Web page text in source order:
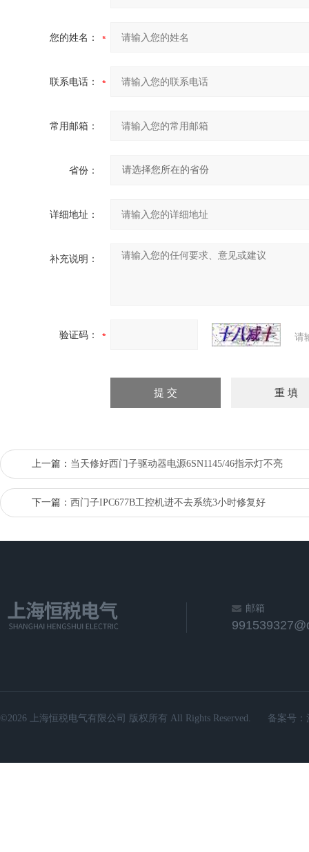
您的姓名：
联系电话：
常用邮箱：
省份：
详细地址：
补充说明：
验证码： 请
上一篇： 当天修好西门子驱动器电源6SN1145/46指示灯不亮
下一篇： 西门子IPC677B工控机进不去系统3小时修复好
邮箱
©2026 上海恒税电气有限公司 版权所有 All Rights Reserved. 备案号：